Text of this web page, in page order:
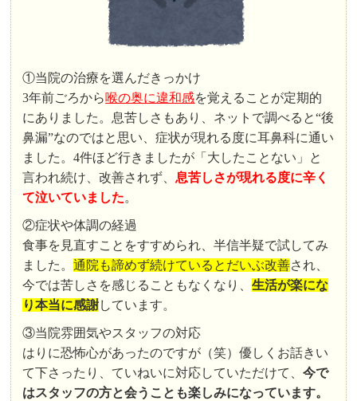
①当院の治療を選んだきっかけ
3年前ごろから喉の奥に違和感を覚えることが定期的
にありました。息苦しさもあり、ネットで調べると“後
鼻漏”なのではと思い、症状が現れる度に耳鼻科に通い
ました。4件ほど行きましたが「大したことない」と
言われ続け、改善されず、 息苦しさが現れる度に辛く
て泣いていました。
②症状や体調の経過
食事を見直すことをすすめられ、半信半疑で試してみ
ました。通院も諦めず続けているとだいぶ改善され、
今では苦しさを感じることもなくなり、生活が楽にな
り本当に感謝しています。
③当院雰囲気やスタッフの対応
はりに恐怖心があったのですが（笑）優しくお話きい
て下さったり、ていねいに対応していただけて、今で
はスタッフの方と会うことも楽しみになっています。